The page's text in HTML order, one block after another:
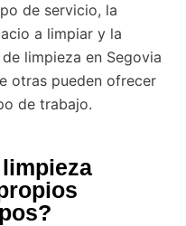
de servicio, la
a limpiar y la
limpieza en Segovia
otras pueden ofrecer
de trabajo.